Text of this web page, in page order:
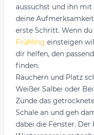
aussuchst und ihn
deine
erste Schritt. Wenn
Frühling einsteigen
dir helfen, den
finden.
Räuchern und Platz
Weißer Salbei oder
Zünde das
Schale an und geh
dabei die Fenster.